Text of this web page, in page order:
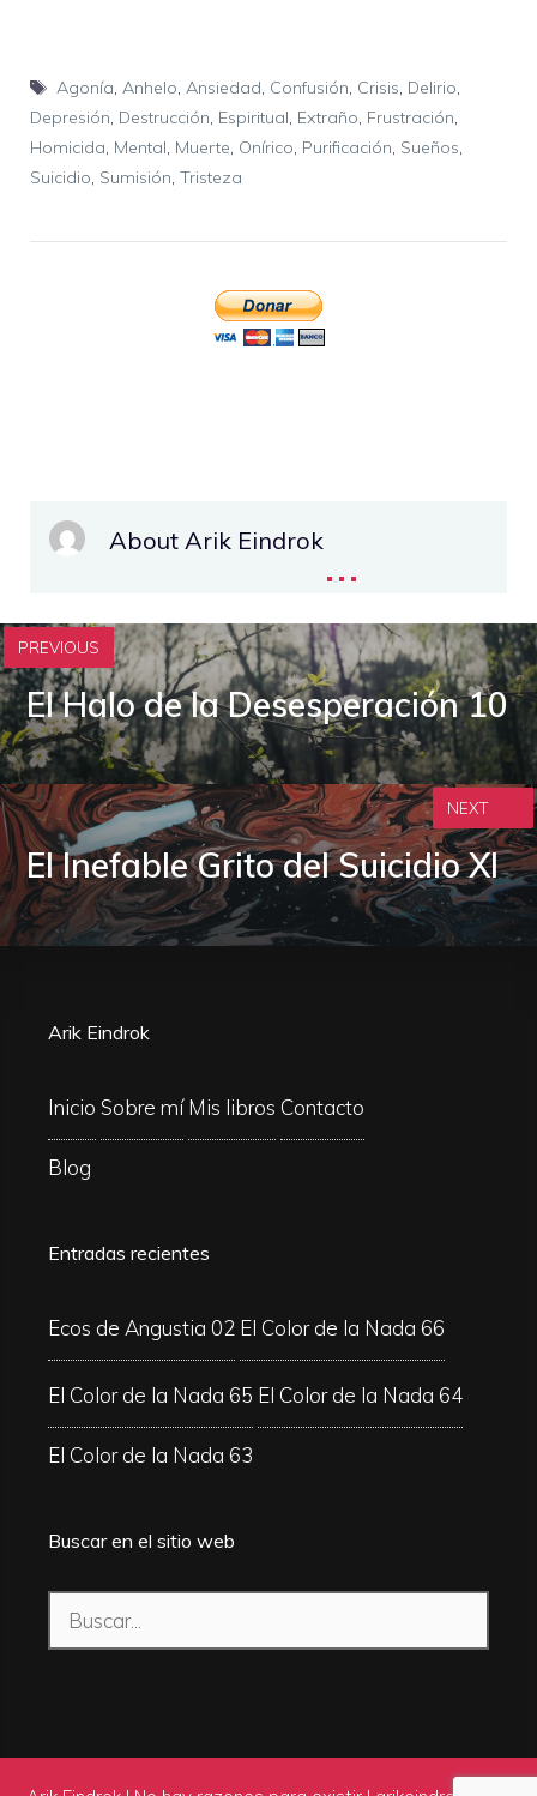
Etiquetas
Agonía, Anhelo, Ansiedad, Confusión, Crisis, Delirio,
Depresión, Destrucción, Espiritual, Extraño, Frustración,
Homicida, Mental, Muerte, Onírico, Purificación, Sueños,
Suicidio, Sumisión, Tristeza
About Arik Eindrok...
PREVIOUS
El Halo de la Desesperación 10
El Inefable Grito del Suicidio XI
NEXT
Arik Eindrok
Inicio Sobre mí Mis libros Contacto
Blog
Entradas recientes
Ecos de Angustia 02 El Color de la Nada 66
El Color de la Nada 65 El Color de la Nada 64
El Color de la Nada 63
Buscar en el sitio web